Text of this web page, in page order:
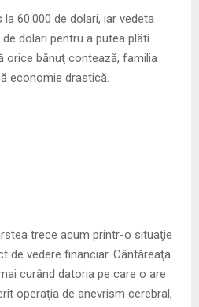
60.000 de dolari, iar vedeta
dolari pentru a putea plăti
orice bănuţ contează, familia
economie drastică.
trece acum printr-o situaţie
de vedere financiar. Cântăreaţa
curând datoria pe care o are
operaţia de anevrism cerebral,